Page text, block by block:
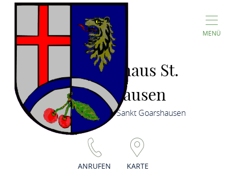
MENÜ
Altes Rathaus St.
Goarshausen
Burgstraße 7, 56346 Sankt Goarshausen
ANRUFEN KARTE